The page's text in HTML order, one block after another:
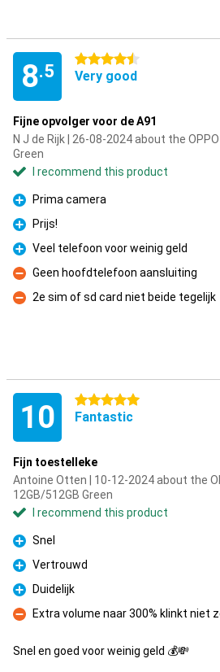
8.5
4.5 stars
Very good
Fijne opvolger voor de A91
N J de Rijk | 26-08-2024 about the
Green
I recommend this product
Pro
Prima camera
Pro
Prijs!
Pro
Veel telefoon voor weinig geld
Con
Geen hoofdtelefoon aansluiting
Con
2e sim of sd card niet beide tegelijk
10 5 stars
Fantastic
Fijn toestelleke
Antoine Otten | 10-12-2024 about the
12GB/512GB Green
I recommend this product
Pro
Snel
Pro
Vertrouwd
Pro
Duidelijk
Con
Extra volume naar 300% klinkt niet
Snel en goed voor weinig geld 💰💸